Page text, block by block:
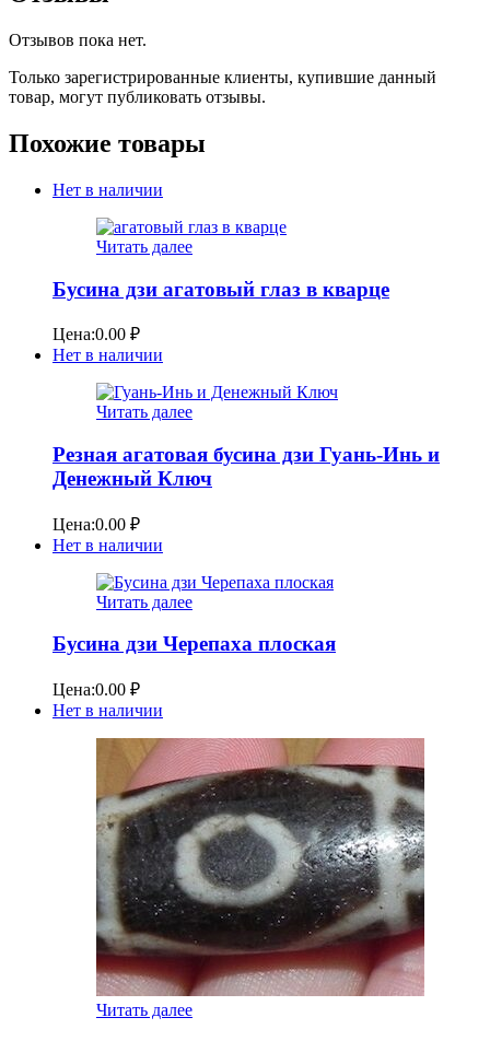
Отзывов пока нет.
Только зарегистрированные клиенты, купившие данный
товар, могут публиковать отзывы.
Похожие товары
Нет в наличии
Читать далее
Бусина дзи агатовый глаз в кварце
Цена:0.00 ₽
Нет в наличии
Читать далее
Резная агатовая бусина дзи Гуань-Инь и
Денежный Ключ
Цена:0.00 ₽
Нет в наличии
Читать далее
Бусина дзи Черепаха плоская
Цена:0.00 ₽
Нет в наличии
Читать далее